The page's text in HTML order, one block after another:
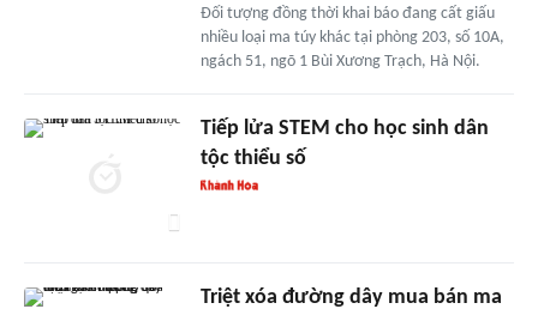
Đối tượng đồng thời khai báo đang cất giấu
nhiều loại ma túy khác tại phòng 203, số 10A,
ngách 51, ngõ 1 Bùi Xương Trạch, Hà Nội.
Tiếp lửa STEM cho học sinh dân
tộc thiểu số
Triệt xóa đường dây mua bán ma